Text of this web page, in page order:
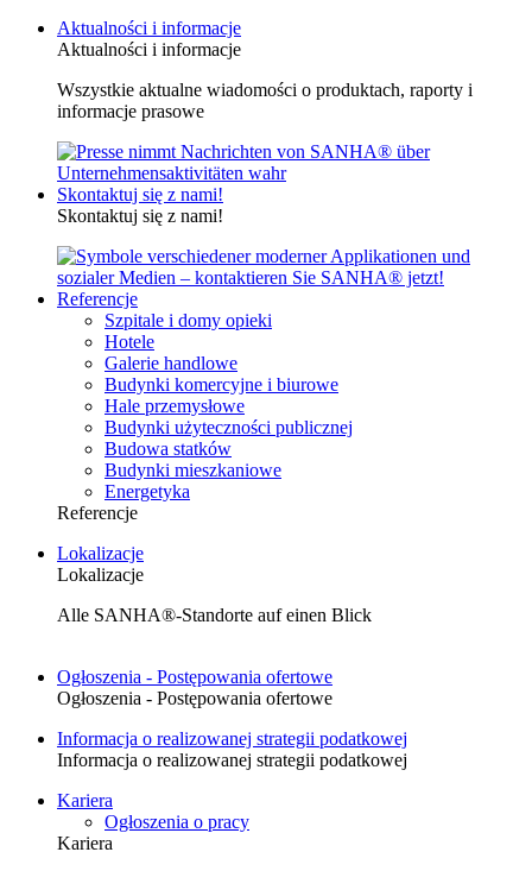
Aktualności i informacje
Aktualności i informacje
Wszystkie aktualne wiadomości o produktach, raporty i
informacje prasowe
Skontaktuj się z nami!
Skontaktuj się z nami!
Referencje
Szpitale i domy opieki
Hotele
Galerie handlowe
Budynki komercyjne i biurowe
Hale przemysłowe
Budynki użyteczności publicznej
Budowa statków
Budynki mieszkaniowe
Energetyka
Referencje
Lokalizacje
Lokalizacje
Alle SANHA®-Standorte auf einen Blick
Ogłoszenia - Postępowania ofertowe
Ogłoszenia - Postępowania ofertowe
Informacja o realizowanej strategii podatkowej
Informacja o realizowanej strategii podatkowej
Kariera
Ogłoszenia o pracy
Kariera